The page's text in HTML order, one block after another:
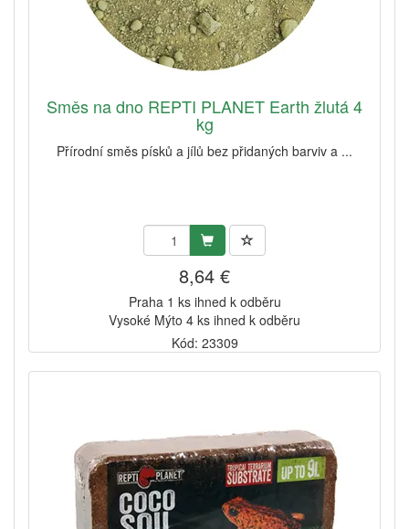
Směs na dno REPTI PLANET Earth žlutá 4
kg
Přírodní směs písků a jílů bez přidaných barviv a ...
8,64 €
Praha 1 ks ihned k odběru
Vysoké Mýto 4 ks ihned k odběru
Kód: 23309